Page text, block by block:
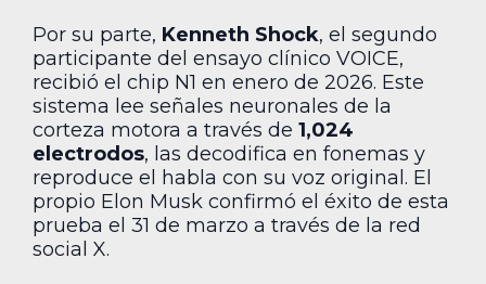
Por su parte, Kenneth Shock, el segundo
participante del ensayo clínico VOICE,
recibió el chip N1 en enero de 2026. Este
sistema lee señales neuronales de la
corteza motora a través de 1,024
electrodos, las decodifica en fonemas y
reproduce el habla con su voz original. El
propio Elon Musk confirmó el éxito de esta
prueba el 31 de marzo a través de la red
social X.